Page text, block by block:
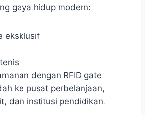
gaya hidup modern:
eksklusif
dengan RFID gate
ke pusat perbelanjaan,
dan institusi pendidikan.